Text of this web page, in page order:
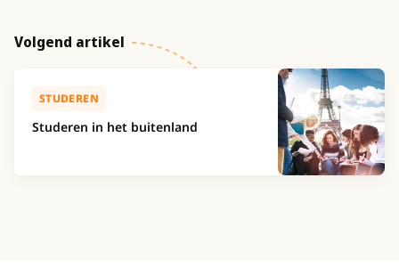
Volgend artikel
STUDEREN
Studeren in het buitenland